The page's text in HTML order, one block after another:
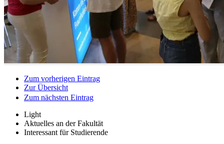
Zum vorherigen Eintrag
Zur Übersicht
Zum nächsten Eintrag
Light
Aktuelles an der Fakultät
Interessant für Studierende